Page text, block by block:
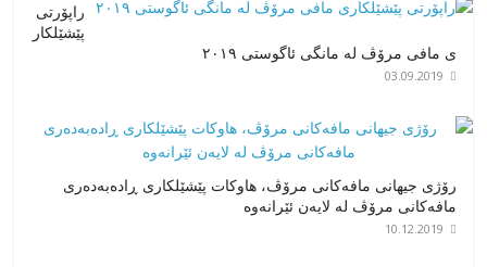
راپۆرتی
پێشێلكار
ی مافی مرۆڤ له‌ مانگی ئاگوستی ٢٠١٩
03.09.2019
رۆژی جیهانی مافەکانی مرۆڤ، هاوکات پێشێلکاری ڕادەبەدەری
مافەکانی مرۆڤ لە لایەن ئێرانەوە
10.12.2019